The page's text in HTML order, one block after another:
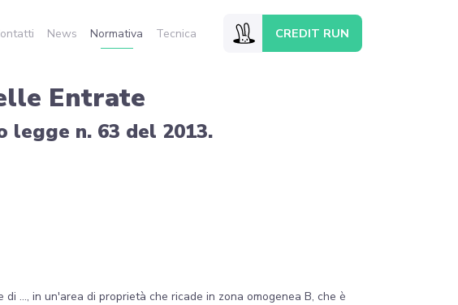
News Normativa Tecnica CREDIT RUN
Entrate
n. 63 del 2013.
..., in un'area di proprietà che ricade in zona omogenea B, che è